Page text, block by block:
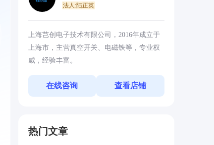
法人:陆正英
上海芑创电子技术有限公司，2016年成立于
上海市，主营真空开关、电磁铁等，专业权
威，经验丰富。
在线咨询 查看店铺
热门文章